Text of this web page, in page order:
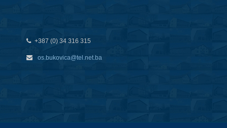
+387 (0) 34 316 315
os.bukovica@tel.net.ba